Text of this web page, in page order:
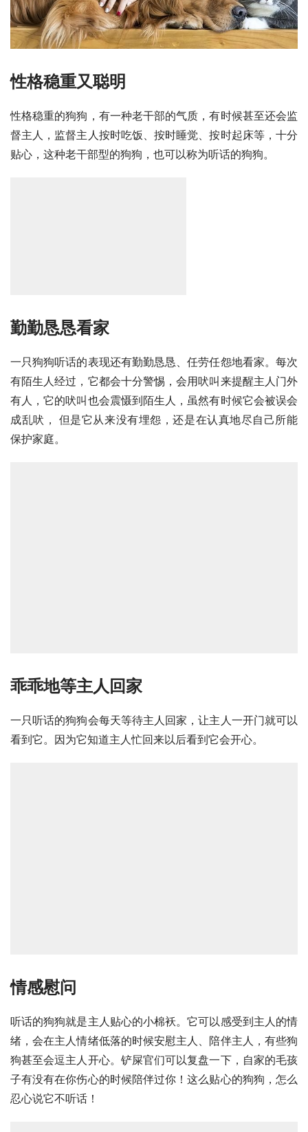
性格稳重又聪明
性格稳重的狗狗，有一种老干部的气质，有时候甚至还会监
督主人，监督主人按时吃饭、按时睡觉、按时起床等，十分
贴心，这种老干部型的狗狗，也可以称为听话的狗狗。
勤勤恳恳看家
一只狗狗听话的表现还有勤勤恳恳、任劳任怨地看家。每次
有陌生人经过，它都会十分警惕，会用吠叫来提醒主人门外
有人，它的吠叫也会震慑到陌生人，虽然有时候它会被误会
成乱吠， 但是它从来没有埋怨，还是在认真地尽自己所能
保护家庭。
乖乖地等主人回家
一只听话的狗狗会每天等待主人回家，让主人一开门就可以
看到它。因为它知道主人忙回来以后看到它会开心。
情感慰问
听话的狗狗就是主人贴心的小棉袄。它可以感受到主人的情
绪，会在主人情绪低落的时候安慰主人、陪伴主人，有些狗
狗甚至会逗主人开心。铲屎官们可以复盘一下，自家的毛孩
子有没有在你伤心的时候陪伴过你！这么贴心的狗狗，怎么
忍心说它不听话！